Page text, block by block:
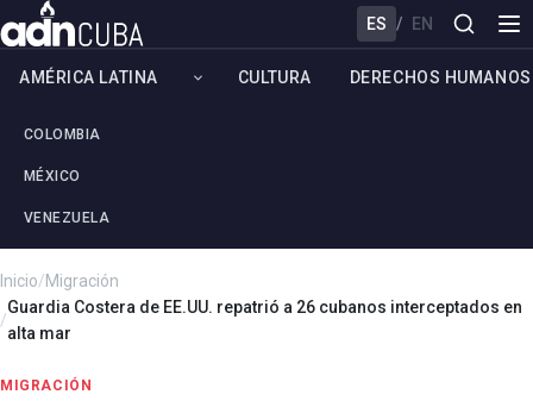
ES / EN
AMÉRICA LATINA
COLOMBIA
MÉXICO
VENEZUELA
CULTURA DERECHOS HUMANOS
Inicio/Migración
/
Guardia Costera de EE.UU. repatrió a 26 cubanos interceptados en
alta mar
MIGRACIÓN